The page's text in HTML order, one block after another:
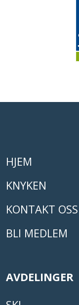
HJEM
KNYKEN
KONTAKT OSS
BLI MEDLEM
AVDELINGER